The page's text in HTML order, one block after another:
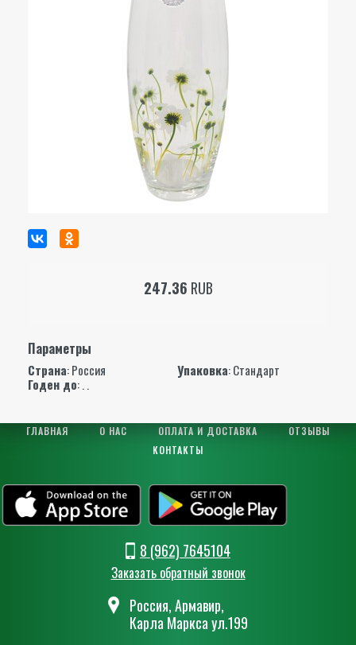
247.36 RUB
Параметры
Страна: Россия Упаковка: Стандарт
Годен до: . .
ГЛАВНАЯ О НАС ОПЛАТА И ДОСТАВКА
ОТЗЫВЫ
КОНТАКТЫ
8 (962) 7645104
Заказать обратный звонок
Россия, Армавир,
Карла Маркса ул.199